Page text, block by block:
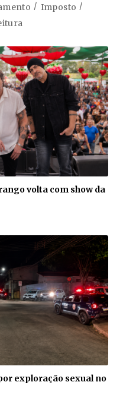
Imposto
volta com show da
exploração sexual no